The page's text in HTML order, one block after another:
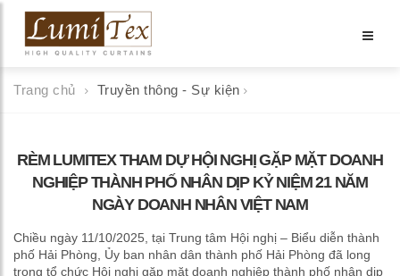
Trang chủ Truyền thông - Sự kiện
RÈM LUMITEX THAM DỰ HỘI NGHỊ GẶP MẶT DOANH
NGHIỆP THÀNH PHỐ NHÂN DỊP KỶ NIỆM 21 NĂM
NGÀY DOANH NHÂN VIỆT NAM
Chiều ngày 11/10/2025, tại Trung tâm Hội nghị – Biểu diễn thành
phố Hải Phòng, Ủy ban nhân dân thành phố Hải Phòng đã long
trọng tổ chức Hội nghị gặp mặt doanh nghiệp thành phố nhân dịp